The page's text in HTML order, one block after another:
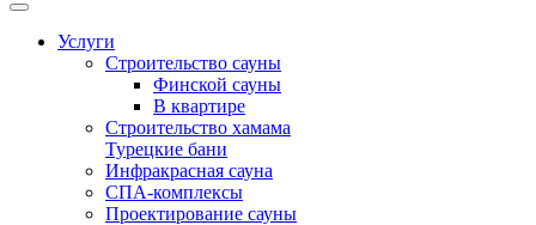
Услуги
Строительство сауны
Финской сауны
В квартире
Строительство хамама
Турецкие бани
Инфракрасная сауна
СПА-комплексы
Проектирование сауны